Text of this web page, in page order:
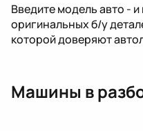
Введите модель авто - и
оригинальных б/у
которой доверяют
Машины в